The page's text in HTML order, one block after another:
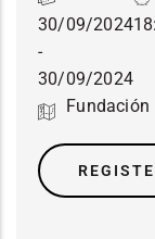
30/09/2024
-
30/09/2024
Fundación